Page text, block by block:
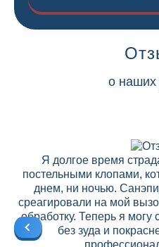
о наших
Я долгое время
постельными клопами,
днем, ни ночью.
среагировали на мой
обработку. Теперь я могу
без зуда и